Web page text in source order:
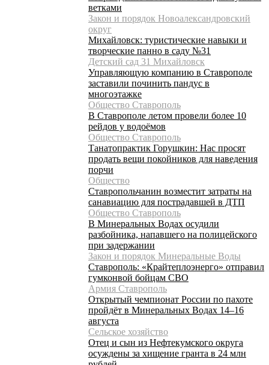
ветками
Закон и порядок Новоалександровский
округ
Михайловск: туристические навыки и
творческие панно в саду №31
Детский сад 31 Михайловск
Управляющую компанию в Ставрополе
заставили починить пандус в
многоэтажке
Общество Ставрополь
В Ставрополе летом провели более 10
рейдов у водоёмов
Общество Ставрополь
Танатопрактик Горушкин: Нас просят
продать вещи покойников для наведения
порчи
Общество
Ставропольчанин возместит затраты на
санавиацию для пострадавшей в ДТП
Общество Ставрополь
В Минеральных Водах осудили
разбойника, напавшего на полицейского
при задержании
Закон и порядок Минеральные Воды
Ставрополь: «Крайтеплоэнерго» отправил
гумконвой бойцам СВО
Армия Ставрополь
Открытый чемпионат России по пахоте
пройдёт в Минеральных Водах 14–16
августа
Сельское хозяйство
Отец и сын из Нефтекумского округа
осуждены за хищение гранта в 24 млн